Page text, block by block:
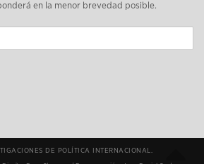
en la menor brevedad posible.
DE POLÍTICA INTERNACIONAL.